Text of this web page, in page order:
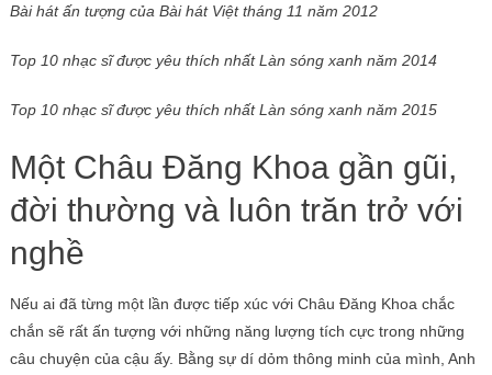
Bài hát ấn tượng của Bài hát Việt tháng 11 năm 2012
Top 10 nhạc sĩ được yêu thích nhất Làn sóng xanh năm 2014
Top 10 nhạc sĩ được yêu thích nhất Làn sóng xanh năm 2015
Một Châu Đăng Khoa gần gũi,
đời thường và luôn trăn trở với
nghề
Nếu ai đã từng một lần được tiếp xúc với Châu Đăng Khoa chắc
chắn sẽ rất ấn tượng với những năng lượng tích cực trong những
câu chuyện của cậu ấy. Bằng sự dí dỏm thông minh của mình, Anh